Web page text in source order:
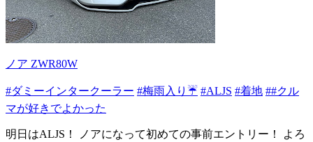
ノア ZWR80W
#ダミーインタークーラー #梅雨入り☔ #ALJS #着地 ##クル
マが好きでよかった
明日はALJS！ ノアになって初めての事前エントリー！ よろ